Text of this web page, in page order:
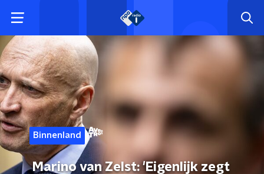
Binnenland
Marino van Zelst: 'Eigenlijk zegt